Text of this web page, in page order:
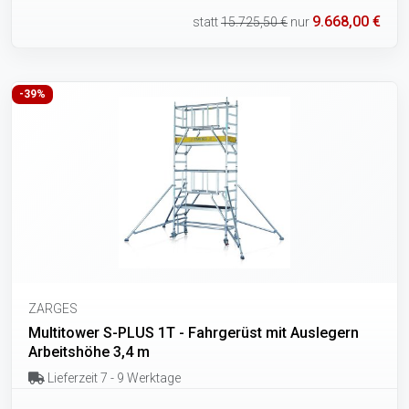
statt15.725,50 € nur 9.668,00 €
-39%
ZARGES
Multitower S-PLUS 1T - Fahrgerüst mit Auslegern
Arbeitshöhe 3,4 m
Lieferzeit 7 - 9 Werktage